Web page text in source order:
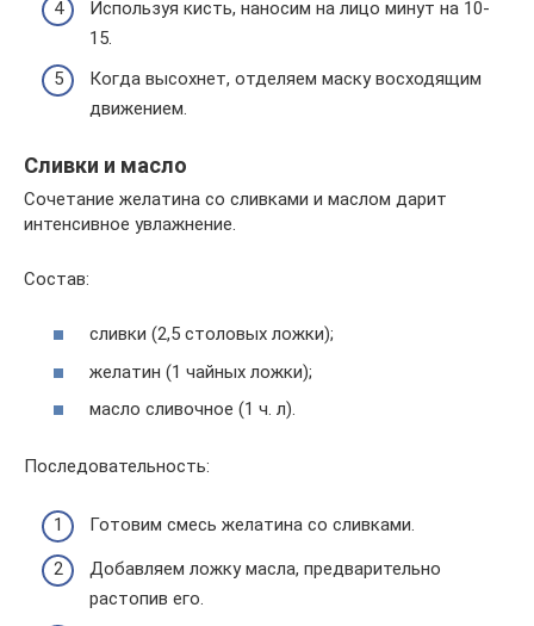
Используя кисть, наносим на лицо минут на 10-
15.
Когда высохнет, отделяем маску восходящим
движением.
Сливки и масло
Сочетание желатина со сливками и маслом дарит
интенсивное увлажнение.
Состав:
сливки (2,5 столовых ложки);
желатин (1 чайных ложки);
масло сливочное (1 ч. л).
Последовательность:
Готовим смесь желатина со сливками.
Добавляем ложку масла, предварительно
растопив его.